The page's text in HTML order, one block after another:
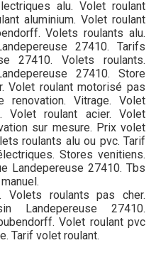
alu. Volet roulant
aluminium. Volet roulant
Volets roulants alu.
27410. Tarifs
27410. Volets roulants.
27410. Store
Volet roulant motorisé pas
renovation. Vitrage. Volet
Volet roulant acier. Volet
sur mesure. Prix volet
roulants alu ou pvc. Tarif
Stores venitiens.
Landepereuse 27410. Tbs
Volets roulants pas cher.
Landepereuse 27410.
Volet roulant pvc
Tarif volet roulant.